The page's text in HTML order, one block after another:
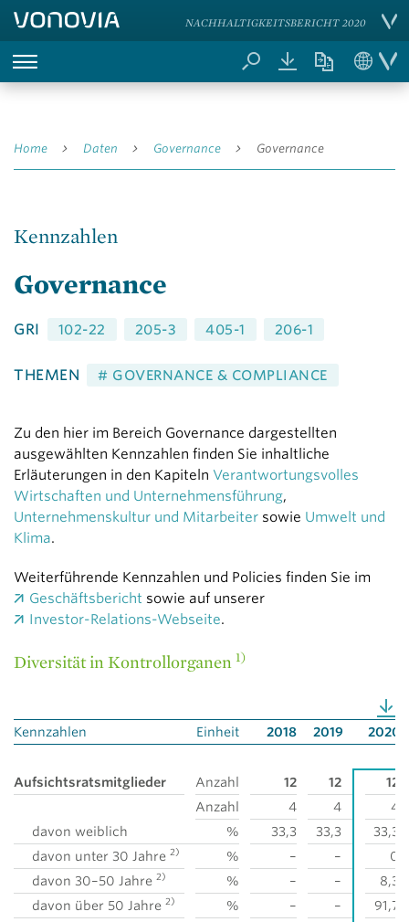
NACHHALTIGKEITSBERICHT 2020
Home Daten Governance Governance
Kennzahlen
Governance
GRI 102-22 205-3 405-1 206-1
THEMEN # GOVERNANCE & COMPLIANCE
Zu den hier im Bereich Governance dargestellten
ausgewählten Kennzahlen finden Sie inhaltliche
Erläuterungen in den Kapiteln Verantwortungsvolles
Wirtschaften und Unternehmensführung,
Unternehmenskultur und Mitarbeiter sowie Umwelt und
Klima.
Weiterführende Kennzahlen und Policies finden Sie im
Geschäftsbericht sowie auf unserer
Investor-Relations-Webseite.
Diversität in Kontrollorganen 1)
Kennzahlen Einheit 2018 2019 2020
Aufsichtsratsmitglieder Anzahl 12 12 12
davon weiblich
Anzahl 4 4
4
%
33,3 33,3
33,3
davon unter 30 Jahre 2) % – –
0
davon 30–50 Jahre 2) % – –
8,3
davon über 50 Jahre 2) % – –
91,7